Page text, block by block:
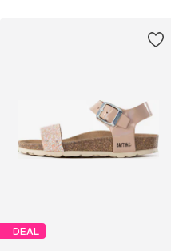
DEAL